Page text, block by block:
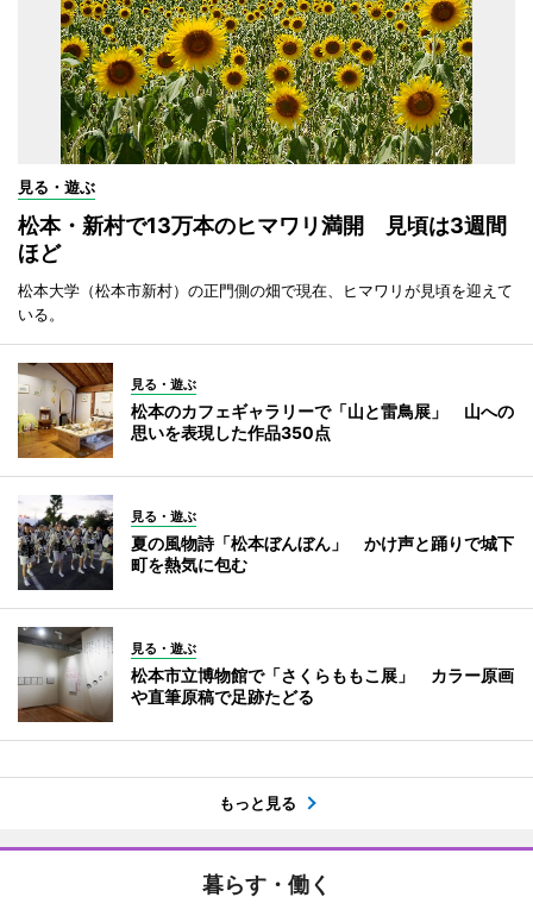
見る・遊ぶ
松本・新村で13万本のヒマワリ満開 見頃は3週間
ほど
松本大学（松本市新村）の正門側の畑で現在、ヒマワリが見頃を迎えて
いる。
見る・遊ぶ
松本のカフェギャラリーで「山と雷鳥展」 山への
思いを表現した作品350点
見る・遊ぶ
夏の風物詩「松本ぼんぼん」 かけ声と踊りで城下
町を熱気に包む
見る・遊ぶ
松本市立博物館で「さくらももこ展」 カラー原画
や直筆原稿で足跡たどる
もっと見る
暮らす・働く